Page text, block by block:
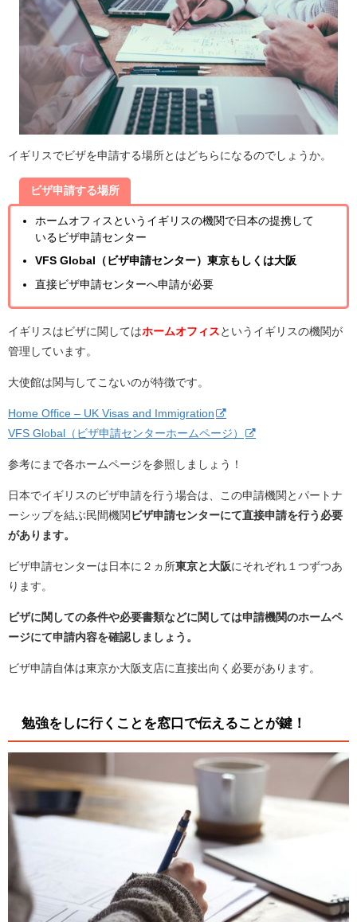
イギリスでビザを申請する場所とはどちらになるのでしょうか。
ビザ申請する場所
ホームオフィスというイギリスの機関で日本の提携して
いるビザ申請センター
VFS Global（ビザ申請センター） 東京もしくは大阪
直接ビザ申請センターへ申請が必要
イギリスはビザに関してはホームオフィス というイギリスの機関が
管理しています。
大使館は関与してこないのが特徴です。
Home Office – UK Visas and Immigration
VFS Global（ビザ申請センターホームページ）
参考にまで各ホームページを参照しましょう！
日本でイギリスのビザ申請を行う場合は、この申請機関とパートナ
ーシップを結ぶ民間機関 ビザ申請センターにて直接申請を行う必要
があります。
ビザ申請センターは日本に２ヵ所東京と大阪にそれぞれ１つずつあ
ります。
ビザに関しての条件や必要書類などに関しては申請機関のホームペ
ージにて申請内容を確認しましょう。
ビザ申請自体は東京か大阪支店に直接出向く必要があります。
勉強をしに行くことを窓口で伝えることが鍵！